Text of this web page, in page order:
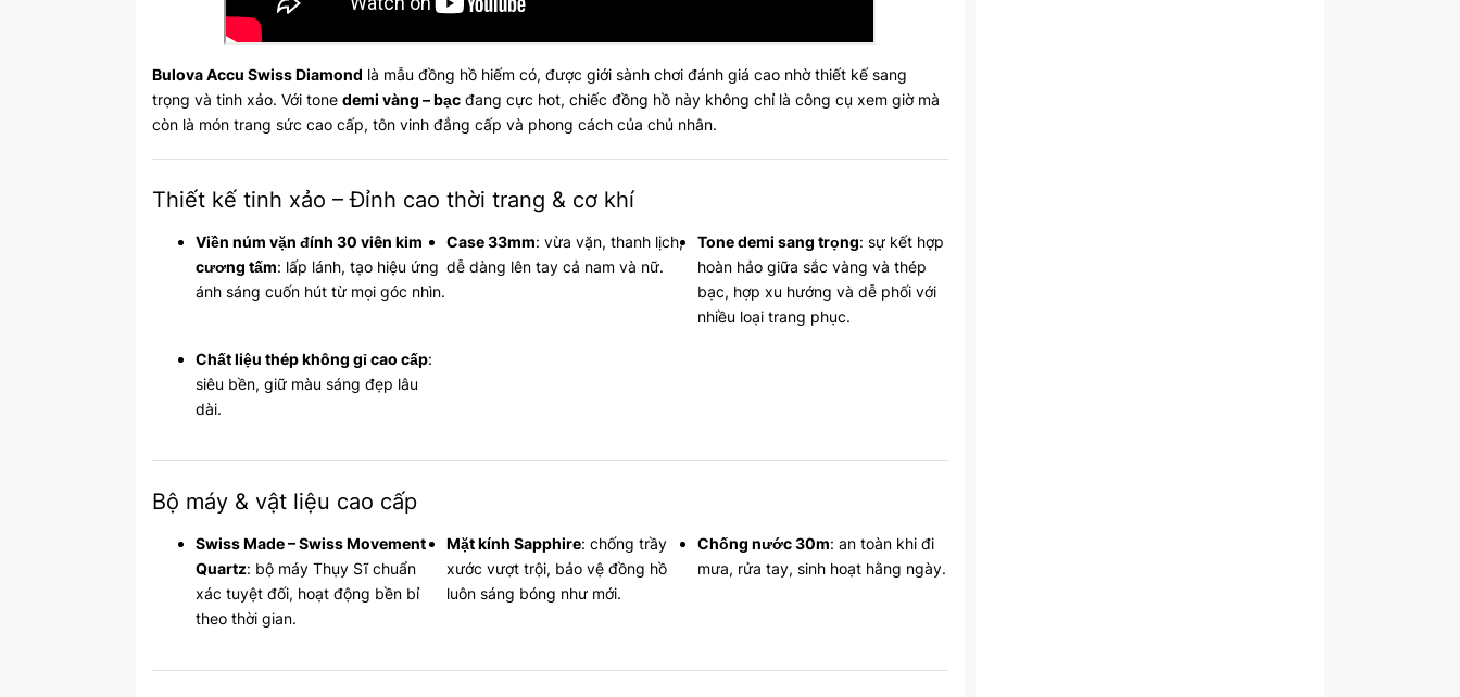
Bulova Accu Swiss Diamond là mẫu đồng hồ hiếm có, được giới sành chơi đánh giá cao nhờ thiết kế sang
trọng và tinh xảo. Với tonedemi vàng – bạc đang cực hot, chiếc đồng hồ này không chỉ là công cụ xem giờ mà
còn là món trang sức cao cấp, tôn vinh đẳng cấp và phong cách của chủ nhân.
Thiết kế tinh xảo – Đỉnh cao thời trang & cơ khí
Viền núm vặn đính 30 viên kim
cương tấm: lấp lánh, tạo hiệu ứng
ánh sáng cuốn hút từ mọi góc nhìn.
Case 33mm: vừa vặn, thanh lịch,
dễ dàng lên tay cả nam và nữ.
Tone demi sang trọng: sự kết hợp
hoàn hảo giữa sắc vàng và thép
bạc, hợp xu hướng và dễ phối với
nhiều loại trang phục.
Chất liệu thép không gỉ cao cấp:
siêu bền, giữ màu sáng đẹp lâu
dài.
Bộ máy & vật liệu cao cấp
Swiss Made – Swiss Movement
Quartz: bộ máy Thụy Sĩ chuẩn
xác tuyệt đối, hoạt động bền bỉ
theo thời gian.
Mặt kính Sapphire: chống trầy
xước vượt trội, bảo vệ đồng hồ
luôn sáng bóng như mới.
Chống nước 30m: an toàn khi đi
mưa, rửa tay, sinh hoạt hằng ngày.